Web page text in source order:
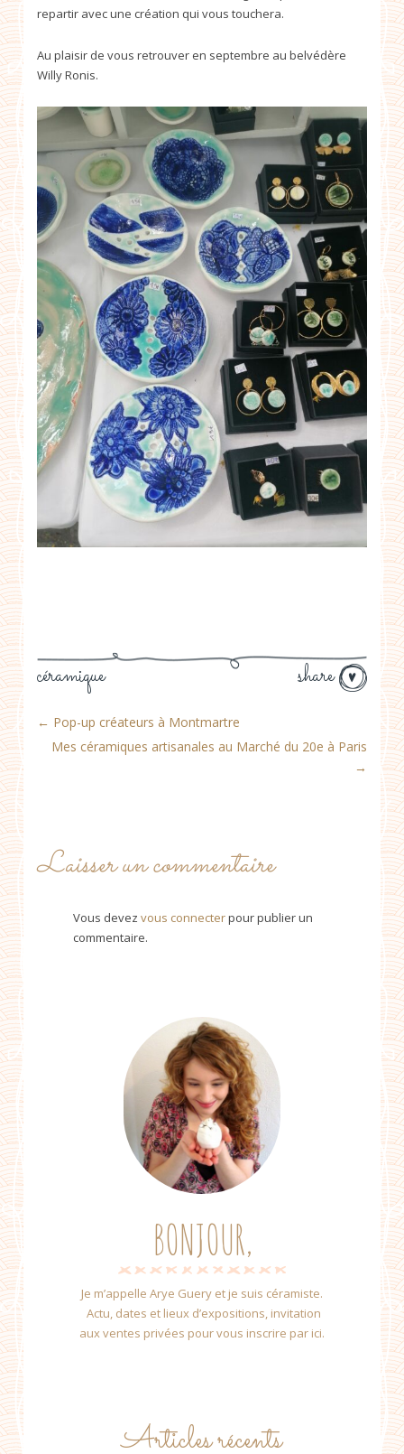
repartir avec une création qui vous touchera.
Au plaisir de vous retrouver en septembre au belvédère
Willy Ronis.
share
céramique
← Pop-up créateurs à Montmartre
Mes céramiques artisanales au Marché du 20e à Paris
→
Laisser un commentaire
Vous devez vous connecterpour publier un
commentaire.
BONJOUR,
Je m’appelle Arye Guery et je suis céramiste.
Actu, dates et lieux d’expositions, invitation
aux ventes privées pour vous inscrire par ici.
Articles récents